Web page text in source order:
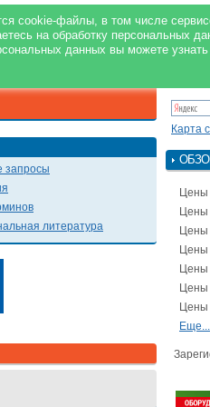
cookie-файлы, в том числе
на обработку персональных
данных вы можете
Реклама на портале
Архив номеров
запросы
литература
Карта
Цены
Цены
Цены
Цены
Цены
Цены
Цены
Еще...